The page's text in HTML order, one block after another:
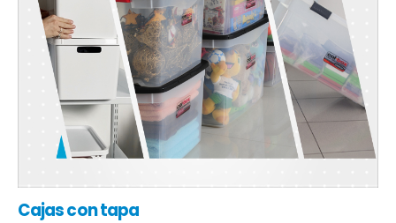
Cajas con tapa